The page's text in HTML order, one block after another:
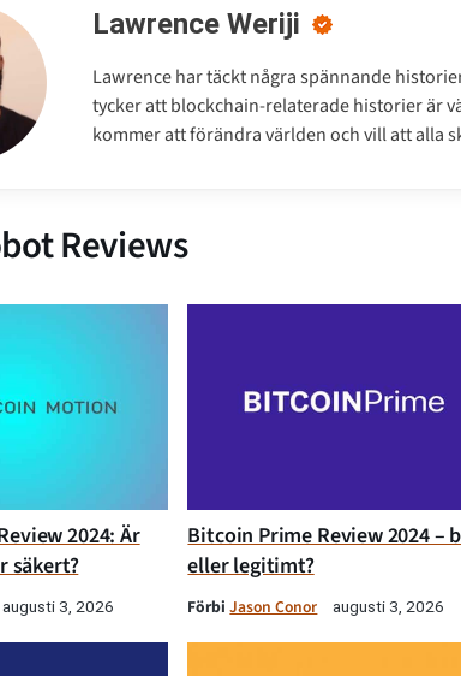
Lawrence Weriji
Lawrence har täckt några spännande
tycker att blockchain-relaterade historier är
kommer att förändra världen och vill att alla
Reviews
2024: Är
säkert?
augusti 3, 2026
Bitcoin Prime Review 2024 –
eller legitimt?
FörbiJason Conor augusti 3, 2026